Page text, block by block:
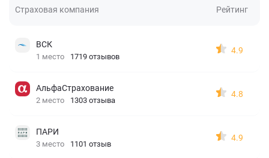
Страховая компания Рейтинг
ВСК
1 место 1719 отзывов
4.9
АльфаСтрахование
2 место 1303 отзыва
4.8
ПАРИ
3 место 1101 отзыв
4.9